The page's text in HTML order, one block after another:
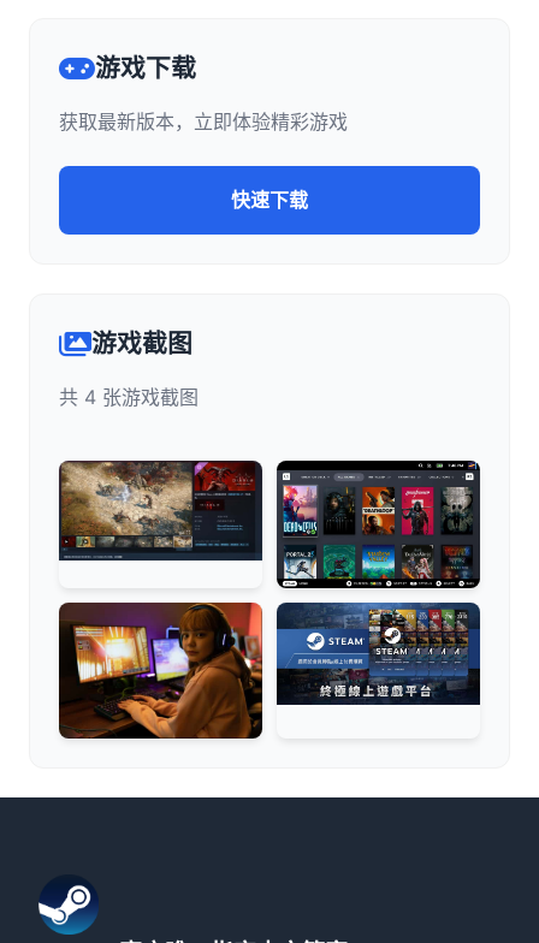
游戏下载
获取最新版本，立即体验精彩游戏
快速下载
游戏截图
共 4 张游戏截图